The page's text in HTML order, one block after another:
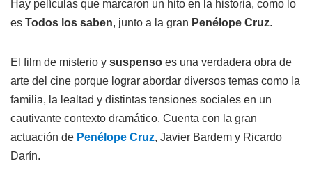
Hay películas que marcaron un hito en la historia, como lo
es Todos los saben, junto a la gran Penélope Cruz.
El film de misterio y suspenso es una verdadera obra de
arte del cine porque lograr abordar diversos temas como la
familia, la lealtad y distintas tensiones sociales en un
cautivante contexto dramático. Cuenta con la gran
actuación de Penélope Cruz, Javier Bardem y Ricardo
Darín.